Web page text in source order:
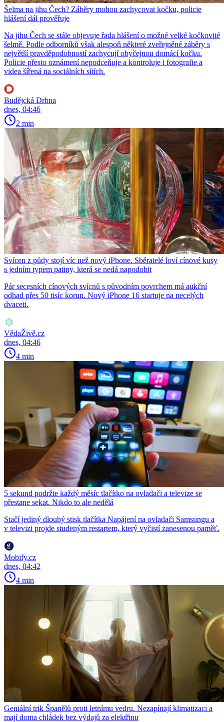
Šelma na jihu Čech? Záběry mohou zachycovat kočku, policie
hlášení dál prověřuje
Na jihu Čech se stále objevuje řada hlášení o možné velké kočkovité
šelmě. Podle odborníků však alespoň některé zveřejněné záběry s
největší pravděpodobností zachycují obyčejnou domácí kočku.
Policie přesto oznámení nepodceňuje a kontroluje i fotografie a
videa šířená na sociálních sítích.
Budějcká Drbna
dnes, 04:46
2 min
Svícen z půdy stojí víc než nový iPhone. Sběratelé loví cínové kusy
s jedním typem patiny, která se nedá napodobit
Pár secesních cínových svícnů s původním povrchem má aukční
odhad přes 50 tisíc korun. Nový iPhone 16 startuje na necelých
dvaceti.
VědaŽivě.cz
dnes, 04:46
4 min
5 sekund podržte každý měsíc tlačítko na ovladači a televize se
přestane sekat. Nikdo to ale nedělá
Stačí jediný dlouhý stisk tlačítka Napájení na ovladači Samsungu a
v televizi projde studeným restartem, který vyčistí zanesenou paměť.
Mobify.cz
dnes, 04:42
4 min
Geniální trik Španělů proti letnímu vedru. Nezapínají klimatizaci a
mají doma chládek bez výdajů za elektřinu